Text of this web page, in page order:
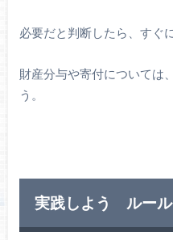
必要だと判断したら、すぐ
財産分与や寄付については
う。
実践しよう ルール